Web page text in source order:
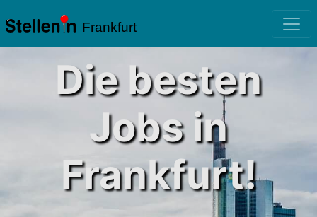
Frankfurt
Die besten
Jobs in
Frankfurt!